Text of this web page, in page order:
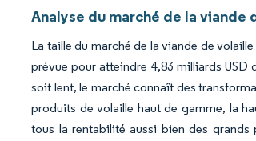
Analyse du marché de la viande
La taille du marché de la viande de
prévue pour atteindre 4,83 milliards USD
soit lent, le marché connaît des
produits de volaille haut de gamme, la
tous la rentabilité aussi bien des